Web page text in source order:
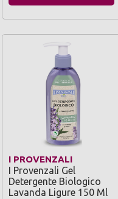
I PROVENZALI
I Provenzali Gel
Detergente Biologico
Lavanda Ligure 150 Ml